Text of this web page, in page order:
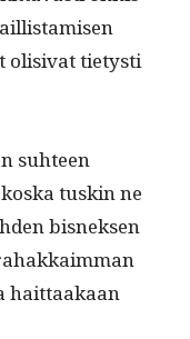
oli­si­vat tietysti
suh­teen
tuskin ne
bis­nek­sen
hait­taakaan